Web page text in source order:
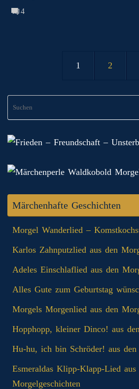
4
1 2
Märchenhafte Geschichten
Morgel Wanderlied –
Karlos Zahnputzlied aus den
Adeles Einschlaflied aus den
Alles Gute zum Geburtstag
Morgels Morgenlied aus den
Hopphopp, kleiner Dinco! aus
Hu-hu, ich bin Schröder! aus den
Esmeraldas Klipp‑Klapp‑Lied aus
Morgelgeschichten